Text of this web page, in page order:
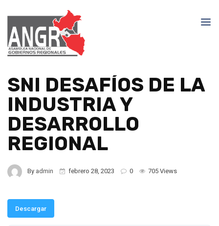
SNI DESAFÍOS DE LA
INDUSTRIA Y
DESARROLLO
REGIONAL
By admin febrero 28, 2023 0 705 Views
Descargar